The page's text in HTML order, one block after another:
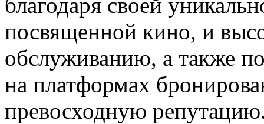
посвященной кино, и
обслуживанию, а также
на платформах
превосходную